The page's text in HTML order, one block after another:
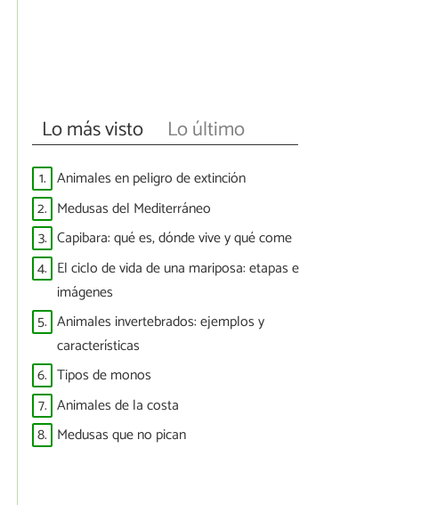
Lo más visto Lo último
1. Animales en peligro de extinción
2. Medusas del Mediterráneo
3. Capibara: qué es, dónde vive y qué come
4. El ciclo de vida de una mariposa: etapas e
imágenes
5. Animales invertebrados: ejemplos y
características
6. Tipos de monos
7. Animales de la costa
8. Medusas que no pican